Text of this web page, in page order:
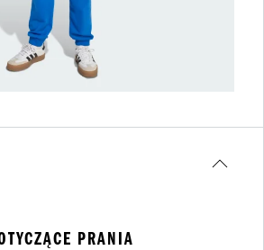
PRANIA